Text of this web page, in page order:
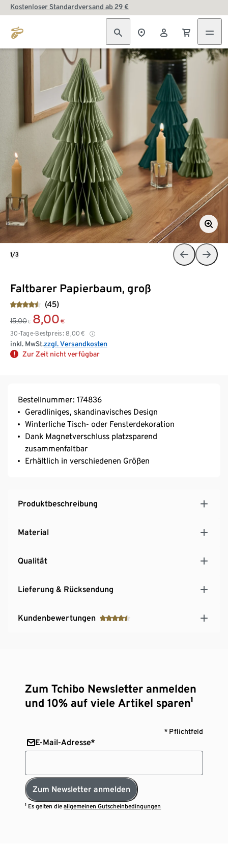
Kostenloser Standardversand ab 29 €
Faltbarer Papierbaum, groß
(45)
15,00 € 8,00 €
30-Tage-Bestpreis: 8,00 €
inkl. MwSt.zzgl. Versandkosten
Zur Zeit nicht verfügbar
1/3
Bestellnummer: 174836
Geradliniges, skandinavisches Design
Winterliche Tisch- oder Fensterdekoration
Dank Magnetverschluss platzsparend
zusammenfaltbar
Erhältlich in verschiedenen Größen
Produktbeschreibung
Material
Qualität
Lieferung & Rücksendung
Kundenbewertungen
Zum Tchibo Newsletter anmelden
und 10% auf viele Artikel sparen¹
* Pflichtfeld
E-Mail-Adresse*
Zum Newsletter anmelden
¹ Es gelten dieallgemeinen Gutscheinbedingungen